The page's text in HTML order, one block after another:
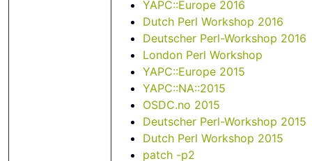
YAPC::Europe 2016
Dutch Perl Workshop 2016
Deutscher Perl-Workshop 2016
London Perl Workshop
YAPC::Europe 2015
YAPC::NA::2015
OSDC.no 2015
Deutscher Perl-Workshop 2015
Dutch Perl Workshop 2015
patch -p2